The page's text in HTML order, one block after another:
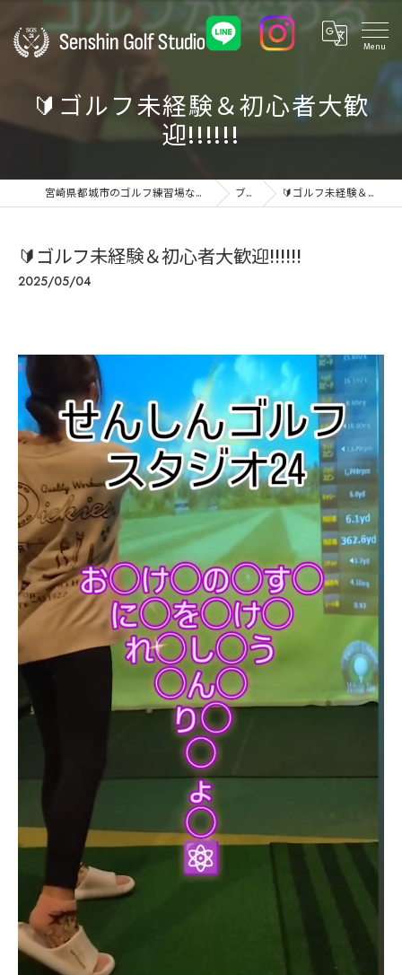
🔰ゴルフ未経験＆初心者大歓
迎!!!!!!
宮崎県都城市のゴルフ練習場ならSenshin Golf Studio 24 ブログ 🔰ゴルフ未経験＆初心者大歓迎!!!!!!
🔰ゴルフ未経験＆初心者大歓迎!!!!!!
2025/05/04